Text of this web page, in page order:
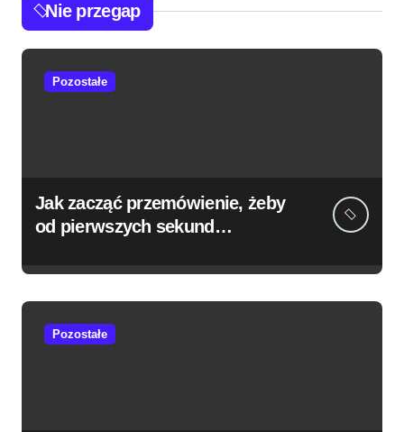
Nie przegap
Pozostałe
Jak zacząć przemówienie, żeby
od pierwszych sekund
Pozostałe